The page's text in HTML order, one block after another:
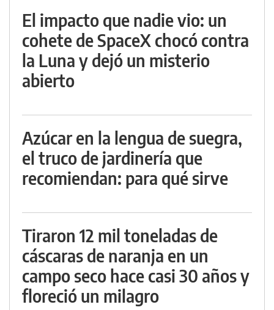
El impacto que nadie vio: un
cohete de SpaceX chocó contra
la Luna y dejó un misterio
abierto
Azúcar en la lengua de suegra,
el truco de jardinería que
recomiendan: para qué sirve
Tiraron 12 mil toneladas de
cáscaras de naranja en un
campo seco hace casi 30 años y
floreció un milagro